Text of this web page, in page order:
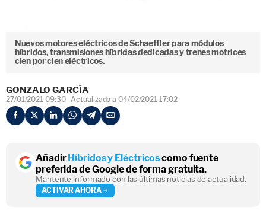
Nuevos motores eléctricos de Schaeffler para módulos
híbridos, transmisiones híbridas dedicadas y trenes motrices
cien por cien eléctricos.
GONZALO GARCÍA
27/01/2021 09:30 Actualizado a 04/02/2021 17:02
AñadirHíbridos y Eléctricoscomo fuente
preferida de Google de forma gratuita.
Mantente informado con las últimas noticias de actualidad.
ACTIVAR AHORA